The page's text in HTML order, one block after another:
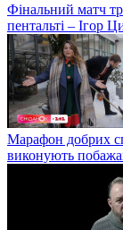
Фінальний матч
пентальті – Ігор
Марафон добрих
виконують